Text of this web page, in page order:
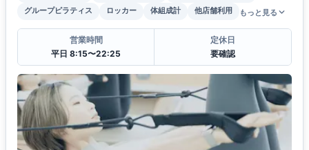
グループピラティス
ロッカー 体組成計 他店舗利用 もっと見る
営業時間
平日 8:15〜22:25
定休日
要確認